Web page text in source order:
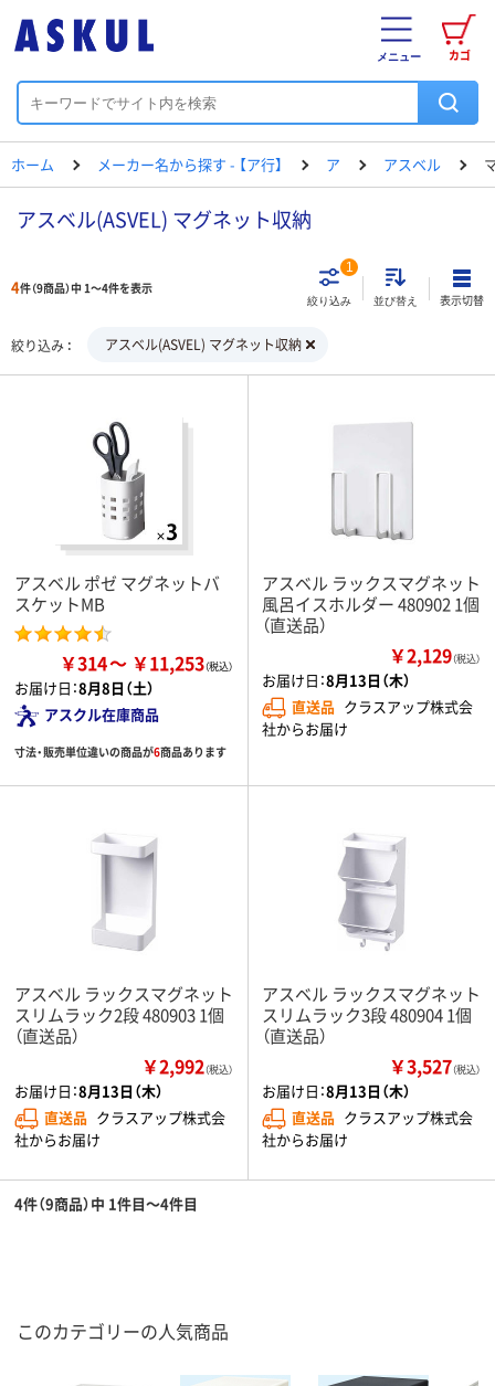
カゴ
メニュー
ホーム メーカー名から探す - 【ア行】 ア アスベル
アスベル(ASVEL) マグネット収納
4件（9商品）中 1～4件を表示
絞り込み
1
並び替え 表示切替
絞り込み アスベル(ASVEL) マグネット収納
アスベル ポゼ マグネットバ
スケットMB
￥314 ￥11,253
お届け日：8月8日（土）
アスクル在庫商品
寸法・販売単位違いの商品が6商品あります
アスベル ラックスマグネット
風呂イスホルダー 480902 1個
（直送品）
￥2,129（税込）
お届け日：8月13日（木）
直送品 クラスアップ株式会
社からお届け
アスベル ラックスマグネット
スリムラック2段 480903 1個
（直送品）
￥2,992（税込）
お届け日：8月13日（木）
直送品 クラスアップ株式会
社からお届け
アスベル ラックスマグネット
スリムラック3段 480904 1個
（直送品）
￥3,527（税込）
お届け日：8月13日（木）
直送品 クラスアップ株式会
社からお届け
4件（9商品）中 1件目～4件目
このカテゴリーの人気商品